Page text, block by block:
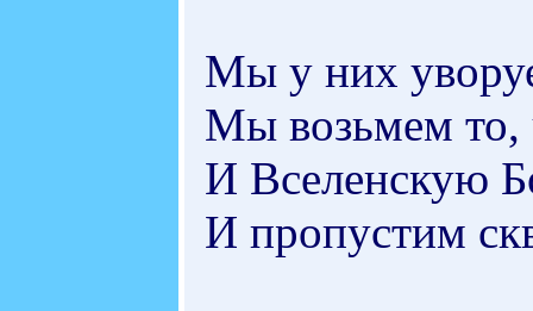
Мы у них
Мы возьмем то,
И Вселенскую
И пропустим